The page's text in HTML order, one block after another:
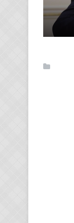
من
وزارة
الاجتماعي